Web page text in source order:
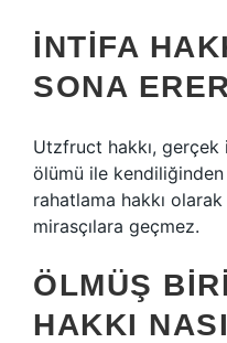
İNTIFA
SONA
Utzfruct hakkı,
ölümü ile
rahatlama hakkı
mirasçılara geçmez.
ÖLMÜŞ
HAKKI